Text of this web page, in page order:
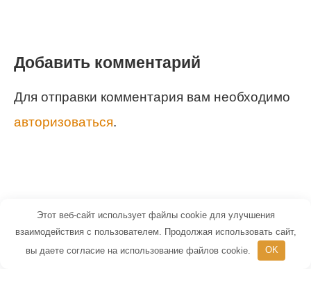
Добавить комментарий
Для отправки комментария вам необходимо
авторизоваться.
© 2026 Маленький Гений - портал для
детей и их родителей
Этот веб-сайт использует файлы cookie для улучшения
взаимодействия с пользователем. Продолжая использовать сайт,
вы даете согласие на использование файлов cookie.
OK